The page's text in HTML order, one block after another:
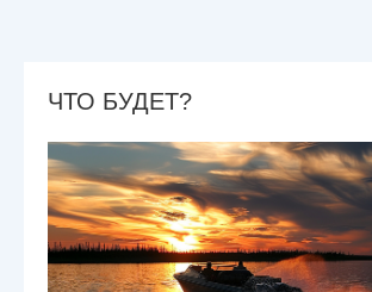
ЧТО БУДЕТ?